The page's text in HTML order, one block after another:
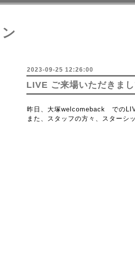
2023-09-25 12:26:00
LIVE ご来場いただきま
昨日、大塚welcomeback での
また、スタッフの方々、スターシ